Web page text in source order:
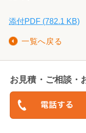
添付PDF (782.1 KB)
一覧へ戻る
お見積・ご相談・